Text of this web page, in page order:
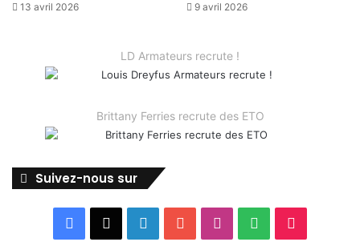
13 avril 2026 9 avril 2026
LD Armateurs recrute !
Brittany Ferries recrute des ETO
Suivez-nous sur
Facebook LinkedinYouTubeInstagram
Spotify